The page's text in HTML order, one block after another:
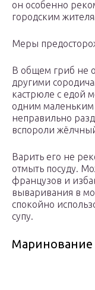
он особенно
городским
Меры
В общем гриб не
другими
кастрюле с едой
одним маленьким
неправильно
вспороли
Варить его не
отмыть посуду.
французов и
вываривания в
спокойно
супу.
Маринование